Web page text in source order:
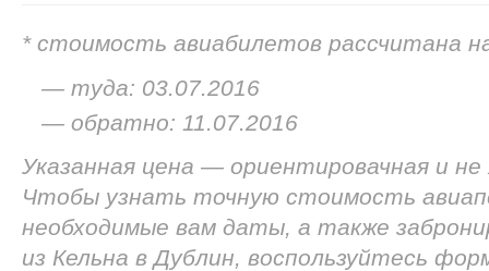
* стоимость авиабилетов рассчитана
— туда: 03.07.2016
— обратно: 11.07.2016
Указанная цена — ориентировачная и
Чтобы узнать точную стоимость
необходимые вам даты, а также
из Кельна в Дублин, воспользуйтесь